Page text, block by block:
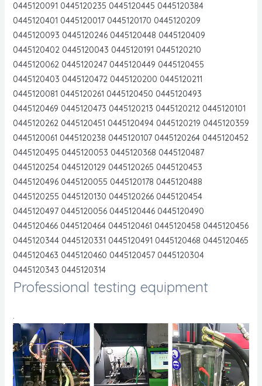
0445120091 0445120235 0445120445 0445120384
0445120401 0445120017 0445120170 0445120209
0445120093 0445120246 0445120448 0445120409
0445120402 0445120043 0445120191 0445120210
0445120062 0445120247 0445120449 0445120455
0445120403 0445120472 0445120200 0445120211
0445120081 0445120261 0445120450 0445120493
0445120469 0445120473 0445120213 0445120212 0445120101
0445120262 0445120451 0445120494 0445120219 0445120359
0445120061 0445120238 0445120107 0445120264 0445120452
0445120495 0445120053 0445120368 0445120487
0445120254 0445120129 0445120265 0445120453
0445120496 0445120055 0445120178 0445120488
0445120255 0445120130 0445120266 0445120454
0445120497 0445120056 0445120446 0445120490
0445120466 0445120464 0445120461 0445120458 0445120456
0445120344 0445120331 0445120491 0445120468 0445120465
0445120463 0445120460 0445120457 0445120304
0445120343 0445120314
Professional testing equipment
.